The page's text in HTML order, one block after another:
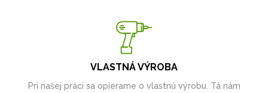
VLASTNÁ VÝROBA
Pri našej práci sa opierame o vlastnú výrobu. Tá nám